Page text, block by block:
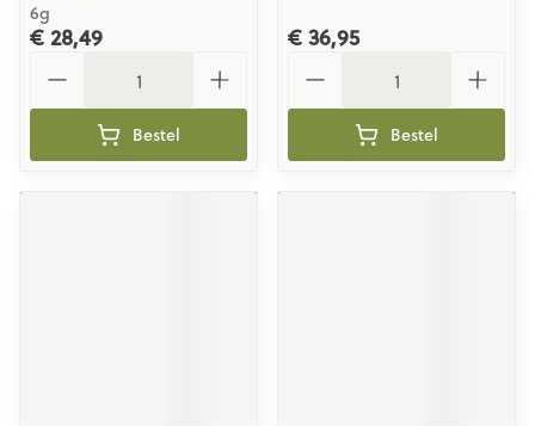
6g
€ 28,49
Bestel
€ 36,95
Bestel